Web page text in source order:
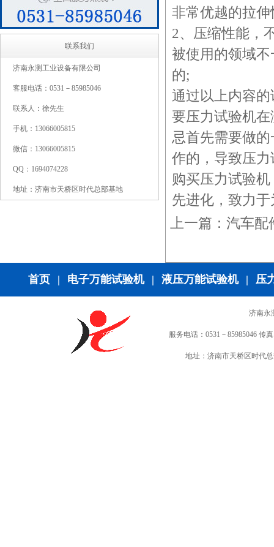
联系我们
济南永测工业设备有限公司
客服电话：0531－85985046
联系人：徐先生
手机：13066005815
微信：13066005815
QQ：1694074228
地址：济南市天桥区时代总部基地
非常优越的
2、压缩性能，
被使用的领域
的;
通过以上内容
要压力试验机
忌首先需要做
作的，导致压
购买压力试验
先进化，致力
上一篇： 汽车配
首页 | 电子万能试验机 | 液压万能试验机 | 压
济南永
服务电话：0531－85985046 传
地址：济南市天桥区时代